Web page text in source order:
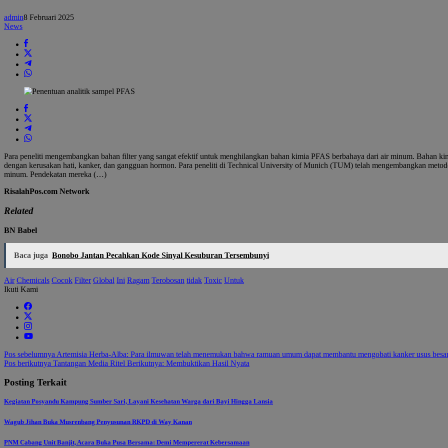
untuk
admin8 Februari 2025
News
Para peneliti mengembangkan bahan filter yang sangat efektif untuk menghilangkan bahan kimia PFAS berbahaya dari air minum. Bahan
dengan kerusakan hati, kanker, dan gangguan hormon. Para peneliti di Technical University of Munich (TUM) telah mengembangkan
minum. Pendekatan mereka (…)
RisalahPos.com Network
Related
BN Babel
Baca juga Bonobo Jantan Pecahkan Kode Sinyal Kesuburan Tersembunyi
Air Chemicals Cocok Filter Global Ini Ragam Terobosan tidak Toxic Untuk
Ikuti Kami
Navigasi
pos
Pos sebelumnya Artemisia Herba-Alba: Para ilmuwan telah menemukan bahwa ramuan umum dapat membantu mengobati kanker usus
Pos berikutnya Tantangan Media Ritel Berikutnya: Membuktikan Hasil Nyata
Posting Terkait
Kegiatan Posyandu Kampung Sumber Sari, Layani Kesehatan Warga dari Bayi Hingga Lansia
Wagub Jihan Buka Musrenbang Penyusunan RKPD di Way Kanan
PNM Cabang Unit Banjit, Acara Buka Pusa Bersama: Demi Mempererat Kebersamaan